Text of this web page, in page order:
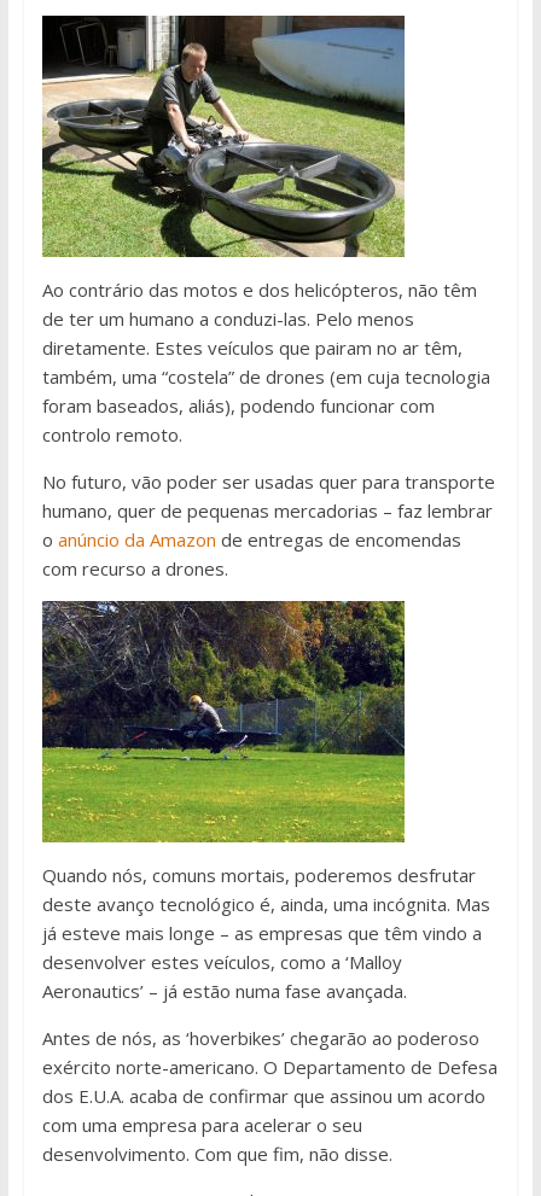
Ao contrário das motos e dos helicópteros, não têm
de ter um humano a conduzi-las. Pelo menos
diretamente. Estes veículos que pairam no ar têm,
também, uma “costela” de drones (em cuja tecnologia
foram baseados, aliás), podendo funcionar com
controlo remoto.
No futuro, vão poder ser usadas quer para transporte
humano, quer de pequenas mercadorias – faz lembrar
o anúncio da Amazon de entregas de encomendas
com recurso a drones.
Quando nós, comuns mortais, poderemos desfrutar
deste avanço tecnológico é, ainda, uma incógnita. Mas
já esteve mais longe – as empresas que têm vindo a
desenvolver estes veículos, como a ‘Malloy
Aeronautics’ – já estão numa fase avançada.
Antes de nós, as ‘hoverbikes’ chegarão ao poderoso
exército norte-americano. O Departamento de Defesa
dos E.U.A. acaba de confirmar que assinou um acordo
com uma empresa para acelerar o seu
desenvolvimento. Com que fim, não disse.